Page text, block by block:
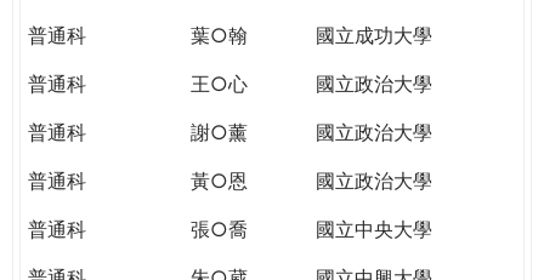
e
普通科
葉○翰
國立成功大學
普通科
王○心
國立政治大學
普通科
謝○薰
國立政治大學
普通科
黃○恩
國立政治大學
普通科
張○喬
國立中央大學